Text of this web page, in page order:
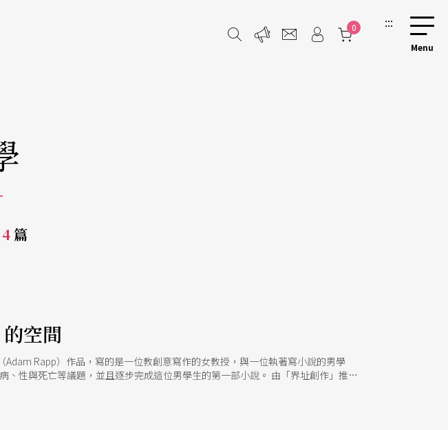
0 :::
4篇
空間
Adam Rapp）作品，寫的是一位教創意寫作的女教授，與一位執著寫小說的男學
性與死亡等議題，並且逐步完成這位男學生的第一部小說。 由「界址創作」推出
這一切就是在3天內決定好的。」重田誠治笑說，從泡湯聊天、確定劇本、書寫企
過，劇本的翻譯是劉崴瑒過去的積累，希望每年都可以有一至兩本的劇本被翻